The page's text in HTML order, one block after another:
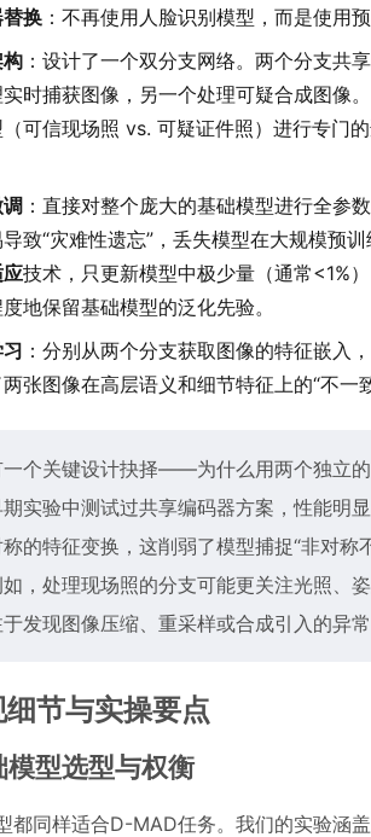
换 ：不再使用人脸识别模型，而是使用
：设计了一个双分支网络。两个分支共
时捕获图像，另一个处理可疑合成图像
可信现场照 vs. 可疑证件照）进行专门
：直接对整个庞大的基础模型进行全参
致“灾难性遗忘”，丢失模型在大规模预
技术，只更新模型中极少量（通常<1%
地保留基础模型的泛化先验。
：分别从两个分支获取图像的特征嵌入
张图像在高层语义和细节特征上的“不
一个关键设计抉择——为什么用两个独立
实验中测试过共享编码器方案，性能明
的特征变换，这削弱了模型捕捉“非对称
，处理现场照的分支可能更关注光照、
发现图像压缩、重采样或合成引入的异
节与实操要点
模型选型与权衡
都同样适合D-MAD任务。我们的实验涵